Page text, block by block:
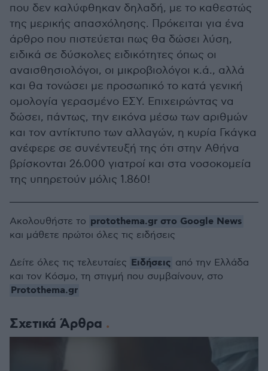
που δεν καλύφθηκαν δηλαδή, με το καθεστώς
της μερικής απασχόλησης. Πρόκειται για ένα
άρθρο που πιστεύεται πως θα δώσει λύση,
ειδικά σε δύσκολες ειδικότητες όπως οι
αναισθησιολόγοι, οι μικροβιολόγοι κ.ά., αλλά
και θα τονώσει με προσωπικό το κατά γενική
ομολογία γερασμένο ΕΣΥ. Επιχειρώντας να
δώσει, πάντως, την εικόνα μέσω των αριθμών
και τον αντίκτυπο των αλλαγών, η κυρία Γκάγκα
ανέφερε σε συνέντευξή της ότι στην Αθήνα
βρίσκονται 26.000 γιατροί και στα νοσοκομεία
της υπηρετούν μόλις 1.860!
Σχετικά Άρθρα
Ακολουθήστε το protothema.gr στο Google News
και μάθετε πρώτοι όλες τις ειδήσεις
Δείτε όλες τις τελευταίες Ειδήσεις από την Ελλάδα
και τον Κόσμο, τη στιγμή που συμβαίνουν, στο
Protothema.gr